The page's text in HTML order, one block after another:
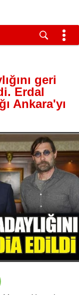
geri
Erdal
Ankara'yı